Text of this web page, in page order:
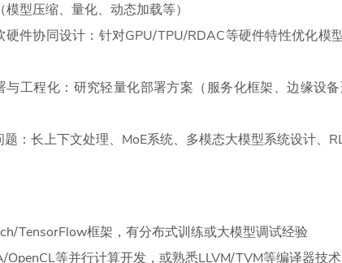
型压缩、量化、动态加载等）
硬件协同设计：针对GPU/TPU/RDAC等硬件特性优化模
与工程化：研究轻量化部署方案（服务化框架、边缘设
题：长上下文处理、MoE系统、多模态大模型系
TensorFlow框架，有分布式训练或大模型调试经验
OpenCL等并行计算开发，或熟悉LLVM/TVM等编译器技术